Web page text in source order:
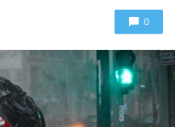
0